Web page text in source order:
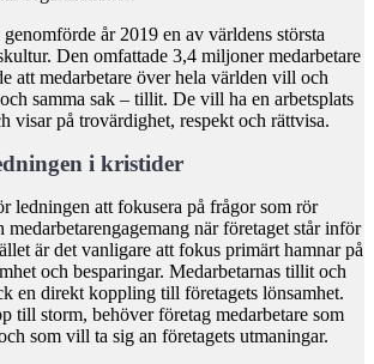
år 2019 en av världens största
Den omfattade 3,4 miljoner medarbetare
att medarbetare över hela världen vill och
samma sak – tillit. De vill ha en arbetsplats
visar på trovärdighet, respekt och rättvisa.
i kristider
ledningen att fokusera på frågor som rör
när företaget står inför
är det vanligare att fokus primärt hamnar på
och besparingar. Medarbetarnas tillit och
en direkt koppling till företagets lönsamhet.
till storm, behöver företag medarbetare som
som vill ta sig an företagets utmaningar.